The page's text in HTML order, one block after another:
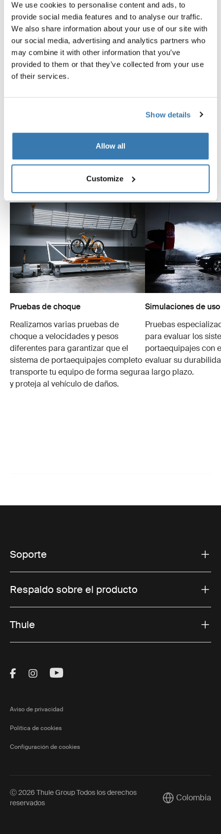
We use cookies to personalise content and ads, to
provide social media features and to analyse our traffic.
We also share information about your use of our site with
our social media, advertising and analytics partners who
may combine it with other information that you’ve
provided to them or that they’ve collected from your use
of their services.
Show details
Allow all
Customize
Probados al límite
extremas. Nuestros sistemas de portaequipajes están
contamos algunas de las tantas pruebas que
realizamos.
Pruebas de choque
Realizamos varias pruebas de
choque a velocidades y pesos
diferentes para garantizar que el
sistema de portaequipajes completo
transporte tu equipo de forma segura
y proteja al vehículo de daños.
Simulaciones de
Pruebas
para evaluar los
portaequipajes con
evaluar su
a largo plazo.
Soporte
Respaldo sobre el producto
Thule
Visit Thule on Facebook (external link)
Visit Thule on Instagram (external link)
Visit Thule on Youtube (external
Aviso de privacidad
Política de cookies
Configuración de cookies
Ⓒ 2026 Thule Group Todos los derechos
reservados
CurrentColombia